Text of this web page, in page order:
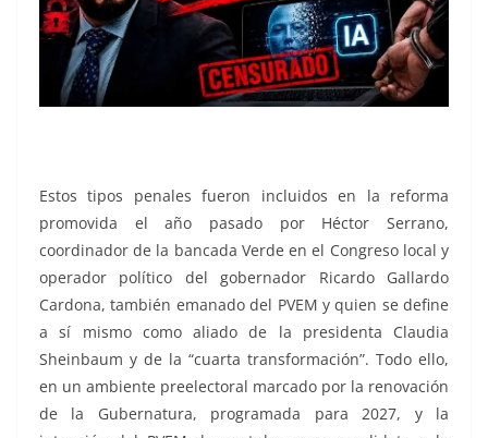
Estos tipos penales fueron incluidos en la reforma
promovida el año pasado por Héctor Serrano,
coordinador de la bancada Verde en el Congreso local y
operador político del gobernador Ricardo Gallardo
Cardona, también emanado del PVEM y quien se define
a sí mismo como aliado de la presidenta Claudia
Sheinbaum y de la “cuarta transformación”. Todo ello,
en un ambiente preelectoral marcado por la renovación
de la Gubernatura, programada para 2027, y la